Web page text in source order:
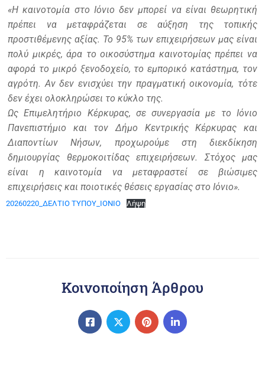
«Η καινοτομία στο Ιόνιο δεν μπορεί να είναι θεωρητική
πρέπει να μεταφράζεται σε αύξηση της τοπικής
προστιθέμενης αξίας. Το 95% των επιχειρήσεων μας είναι
πολύ μικρές, άρα το οικοσύστημα καινοτομίας πρέπει να
αφορά το μικρό ξενοδοχείο, το εμπορικό κατάστημα, τον
αγρότη. Αν δεν ενισχύει την πραγματική οικονομία, τότε
δεν έχει ολοκληρώσει το κύκλο της.
Ως Επιμελητήριο Κέρκυρας, σε συνεργασία με το Ιόνιο
Πανεπιστήμιο και τον Δήμο Κεντρικής Κέρκυρας και
Διαποντίων Νήσων, προχωρούμε στη διεκδίκηση
δημιουργίας θερμοκοιτίδας επιχειρήσεων. Στόχος μας
είναι η καινοτομία να μεταφραστεί σε βιώσιμες
επιχειρήσεις και ποιοτικές θέσεις εργασίας στο Ιόνιο».
20260220_ΔΕΛΤΙΟ ΤΥΠΟΥ_ΙΟΝΙΟ Λήψη
Κοινοποίηση Άρθρου